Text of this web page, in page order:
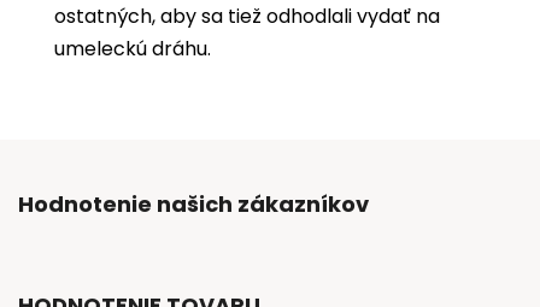
ostatných, aby sa tiež odhodlali vydať na
umeleckú dráhu.
Hodnotenie našich zákazníkov